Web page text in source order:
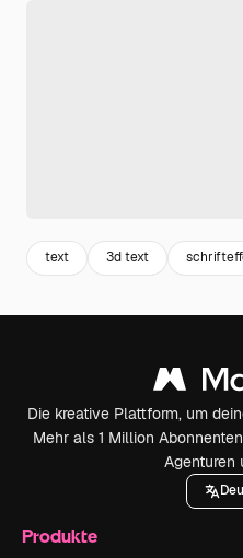
text 3d text
Die kreative Plattform, um
Mehr als 1 Million
Agenturen
Produkte